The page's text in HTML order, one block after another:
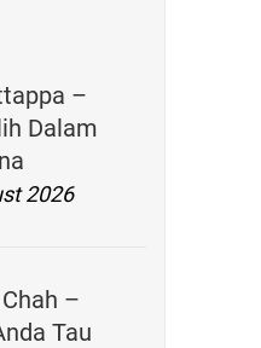
–
Dalam
2026
–
Tau